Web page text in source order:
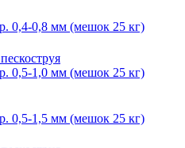
0,4-0,8 мм (мешок 25 кг)
0,5-1,0 мм (мешок 25 кг)
0,5-1,5 мм (мешок 25 кг)